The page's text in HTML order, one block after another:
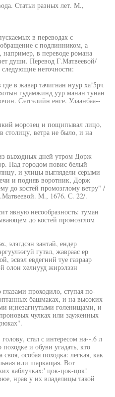
Статьи разных лет. М.,
в переводах с
обращение с подлинником, а
в переводе романа
души. Перевод Г.Матвеевой/
неточности:
в жавар тачигнан нуур ха!5рч
гудамжинд уур манан тунан
Сэтгэлийн енге. Улаанбаа--
морозец и пощипывал лицо,
столицу, ветра не было, и на
выходных дней утром Дорж
Над городом повис белый
и улицы выглядели серыми
и подняв воротник, Дорж
до костей промозглому ветру" /
M., 1676. С. 22/.
явную несообразность: туман
до костей промозглом
элэгдсэн зантай, ендер
гутал, жавраас ер
эсвэл евдегний туе газраар
олон хелнууд жирэлззн
проходило, ступая по-
башмаках, и на высоких
и;незагнутыми голенищами, и
чулках или зауженных
стал с интересом на--.6 л
и обуви угадать, кто
особая походка: легкая, как
или шаркащая. Вот
каблучках:' цок-цок-цок!
нрав у их владелицы такой